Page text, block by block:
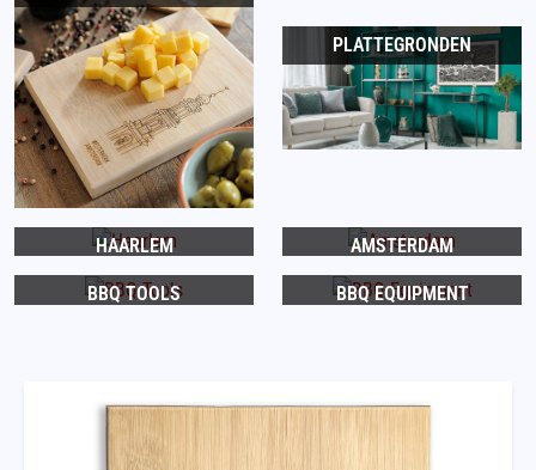
PLATTEGRONDEN
HAARLEM AMSTERDAM
BBQ TOOLS BBQ EQUIPMENT